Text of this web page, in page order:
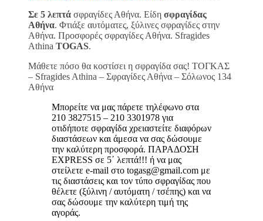
Σε 5 λεπτά σφραγίδες Αθήνα. Είδη σφραγίδας
Αθήνα. Φτιάξε αυτόματες, ξύλινες σφραγίδες στην
Αθήνα. Προσφορές σφραγίδες Αθήνα. Sfragides
Athina TOGAS.
Μάθετε πόσο θα κοστίσει η σφραγίδα σας! ΤΟΓΚΑΣ
– Sfragides Athina – Σφραγίδες Αθήνα – Σόλωνος 134
Αθήνα
Μπορείτε να μας πάρετε τηλέφωνο στα
210 3827515 – 210 3301978 για
οτιδήποτε σφραγίδα χρειαστείτε διαφόρων
διαστάσεων και άμεσα να σας δώσουμε
την καλύτερη προσφορά. ΠΑΡΑΔΟΣΗ
EXPRESS σε 5΄ λεπτά!!! ή να μας
στείλετε e-mail στο togasg@gmail.com με
τις διαστάσεις και τον τύπο σφραγίδας που
θέλετε (ξύλινη / αυτόματη / τσέπης) και να
σας δώσουμε την καλύτερη τιμή της
αγοράς.